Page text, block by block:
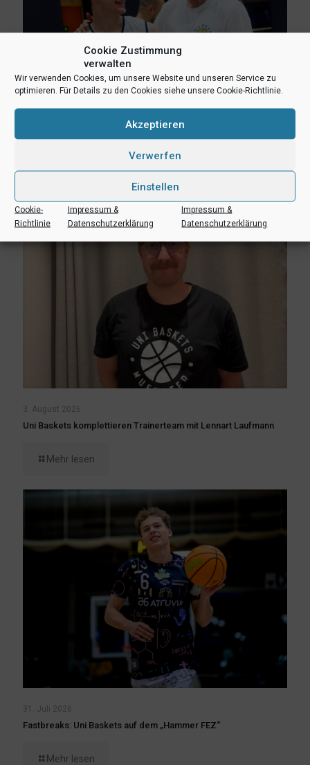
Cookie Zustimmung
verwalten
Wir verwenden Cookies, um unsere Website und unseren Service zu
optimieren. Für Details zu den Cookies siehe unsere Cookie-Richtlinie.
Akzeptieren
Verwerfen
Einstellen
Cookie-
Richtlinie
Impressum &
Datenschutzerklärung
Impressum &
Datenschutzerklärung
6. August 2026
3. August 2026
Uni Baskets komplettieren Trainerteam mit Lennart Laufmann
Mehr lesen
31. Juli 2026
Fastbreaks: Uni Baskets auf dem „Hammer FEZ“
Mehr lesen